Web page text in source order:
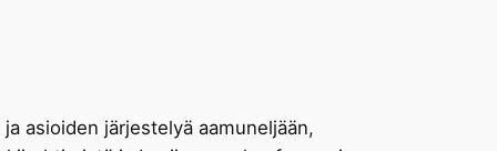
asioiden järjestelyä aamuneljään,